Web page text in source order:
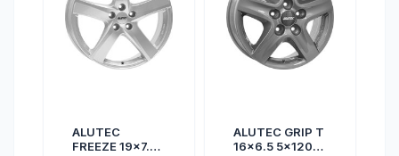
ALUTEC
FREEZE 19x7.5
ALUTEC GRIP T
16x6.5 5x120